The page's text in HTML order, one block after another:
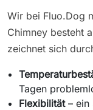
Wir bei Fluo.Dog
Chimney besteht
zeichnet sich
Tagen
Flexibilität– ein